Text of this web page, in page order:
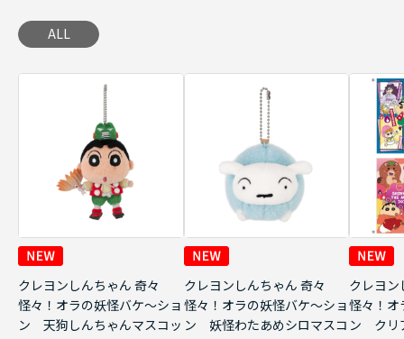
ALL
クレヨンしんちゃん 奇々
怪々！オラの妖怪バケ～ショ
ン 天狗しんちゃんマスコッ
クレヨンしんちゃん 奇々
怪々！オラの妖怪バケ～ショ
ン 妖怪わたあめシロマスコ
クレヨン
怪々！オ
ン クリ